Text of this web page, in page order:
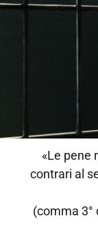
«Le pene
contrari al
(comma 3°